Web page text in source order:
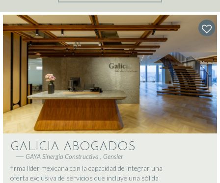
GALICIA ABOGADOS
GAYA Sinergia Constructiva , Gensler
firma líder mexicana con la capacidad de integrar una
oferta exclusiva de servicios que incluye una sólida